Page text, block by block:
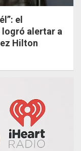
el
alertar a
Hilton